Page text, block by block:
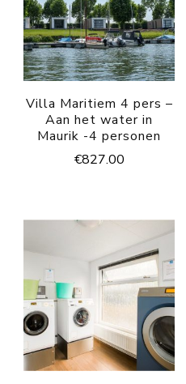
Villa Maritiem 4 pers –
Aan het water in
Maurik -4 personen
€827.00